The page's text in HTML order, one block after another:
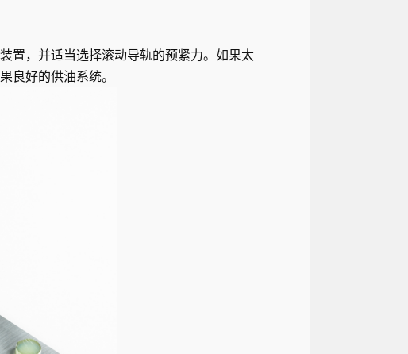
置，并适当选择滚动导轨的预紧力。如果太
良好的供油系统。